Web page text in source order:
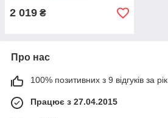
2 019 ₴
Про нас
100% позитивних з 9 відгуків за рік
Працює з 27.04.2015